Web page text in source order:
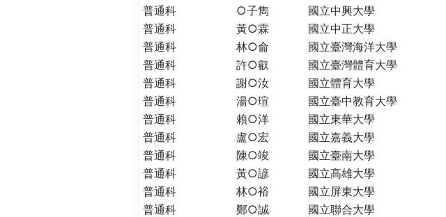
e
普通科
○子雋 國立中興大學
普通科
黃○霖 國立中正大學
普通科
林○侖 國立臺灣海洋大學
普通科
許○叡 國立臺灣體育大學
普通科
謝○汝 國立體育大學
普通科
湯○瑄 國立臺中教育大學
普通科
賴○洋 國立東華大學
普通科
盧○宏 國立嘉義大學
普通科
陳○竣 國立臺南大學
普通科
黃○諺 國立高雄大學
普通科
林○裕 國立屏東大學
普通科
鄭○誠 國立聯合大學